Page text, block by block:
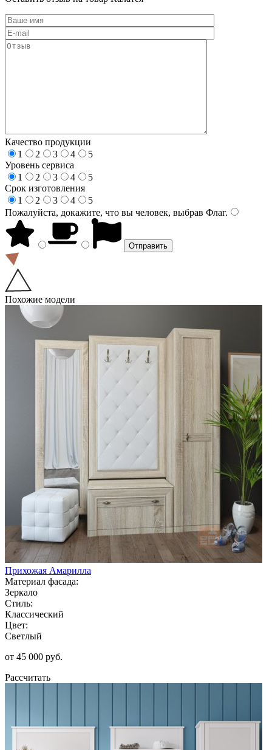
Качество продукции
1
2 3 4
5
Уровень сервиса
1
2 3 4
5
Срок изготовления
1
2 3 4
5
Пожалуйста, докажите, что вы человек, выбрав Флаг.
Похожие модели
Прихожая Амарилла
Материал фасада:
Зеркало
Стиль:
Классический
Цвет:
Светлый
от 45 000 руб.
Рассчитать